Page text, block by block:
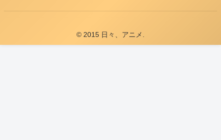
© 2015 日々、アニメ.